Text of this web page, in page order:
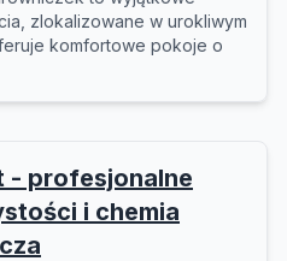
zlokalizowane w urokliwym
komfortowe pokoje o
- profesjonalne
i chemia